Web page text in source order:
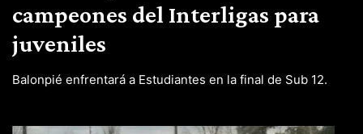
campeones del Interligas para
juveniles
Balonpié enfrentará a Estudiantes en la final de Sub 12.